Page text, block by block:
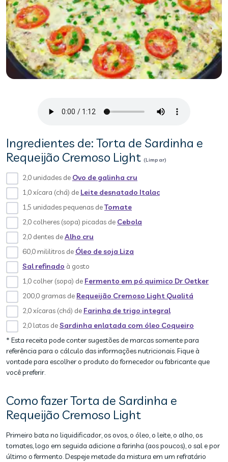
Ingredientes de: Torta de Sardinha e
Requeijão Cremoso Light (Limpar)
2,0 unidades de Ovo de galinha cru
1,0 xícara (chá) de Leite desnatado Italac
1,5 unidades pequenas deTomate
2,0 colheres (sopa) picadas de Cebola
2,0 dentes deAlho cru
60,0 mililitros de Óleo de soja Liza
Sal refinado à gosto
1,0 colher (sopa) de Fermento em pó quimico Dr Oetker
200,0 gramas de Requeijão Cremoso Light Qualitá
2,0 xícaras (chá) de Farinha de trigo integral
2,0 latas deSardinha enlatada com óleo Coqueiro
* Esta receita pode conter sugestões de marcas somente para
referência para o cálculo das informações nutricionais. Fique à
vontade para escolher o produto do fornecedor ou fabricante que
você preferir.
Como fazer Torta de Sardinha e
Requeijão Cremoso Light
Primeiro bata no liquidificador, os ovos, o óleo, o leite, o alho, os
tomates, logo em seguida adicione a farinha (aos poucos), o sal e por
último o fermento. Despeje metade da mistura em um refratário